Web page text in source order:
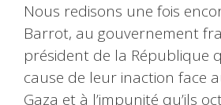
Nous redisons une fois
Barrot, au gouvernement
président de la République
cause de leur inaction face
Gaza et à l’impunité qu’ils